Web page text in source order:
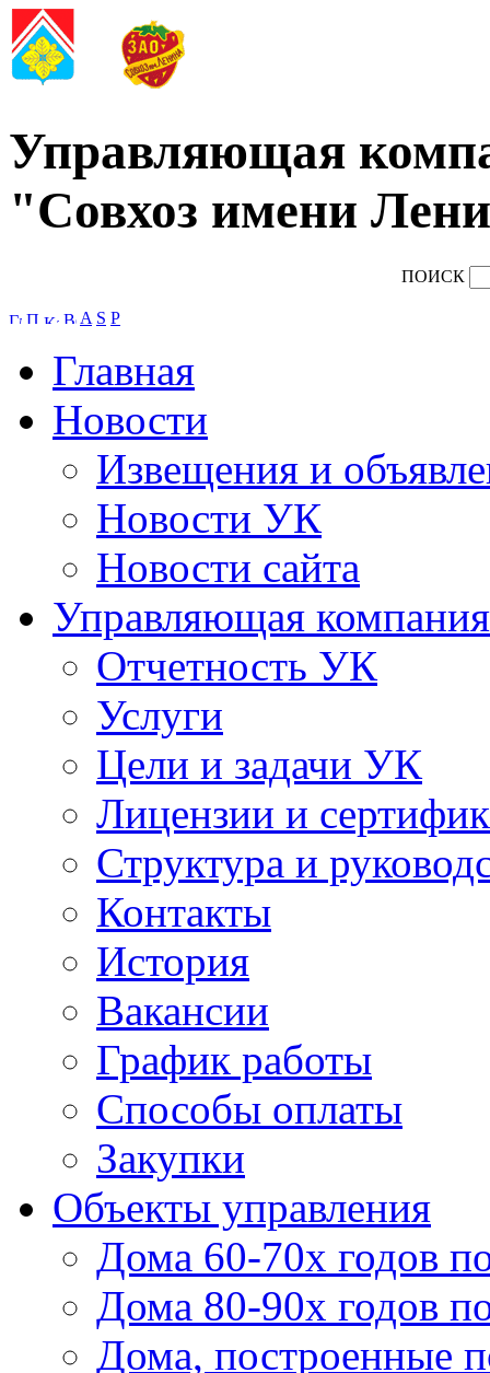
Управляющая
"Совхоз имени
ПОИСК
A S P
Главная
Новости
Извещения и
Новости УК
Новости сайта
Управляющая компания
Отчетность УК
Услуги
Цели и задачи УК
Лицензии и
Структура и
Контакты
История
Вакансии
График работы
Способы оплаты
Закупки
Объекты управления
Дома 60-70х годов
Дома 80-90х годов
Дома, построенные